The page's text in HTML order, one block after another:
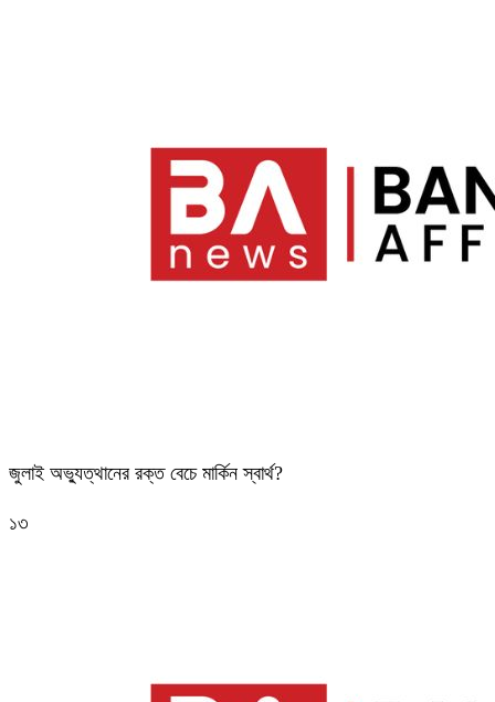
জুলাই অভ্যুত্থানের রক্ত বেচে মার্কিন স্বার্থ?
১৩